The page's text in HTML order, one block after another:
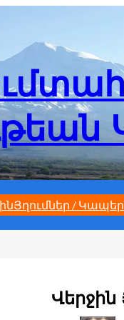
Յղումներ / Կապեր
Վերջին